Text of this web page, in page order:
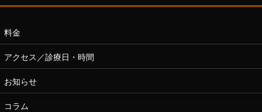
料金
アクセス／診療日・時間
お知らせ
コラム